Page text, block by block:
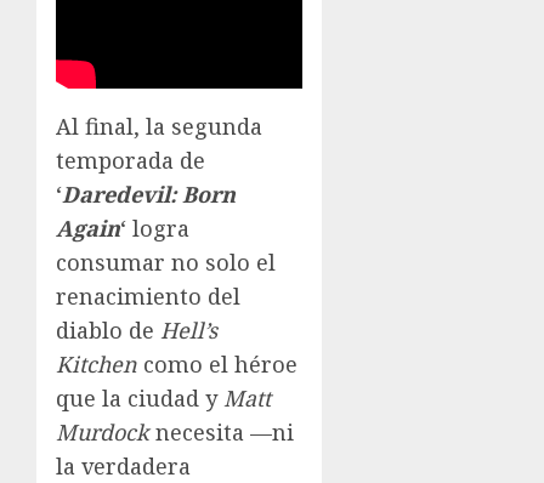
Al final, la segunda
temporada de
‘Daredevil: Born
Again‘ logra
consumar no solo el
renacimiento del
diablo de Hell’s
Kitchen como el héroe
que la ciudad y Matt
Murdocknecesita —ni
la verdadera